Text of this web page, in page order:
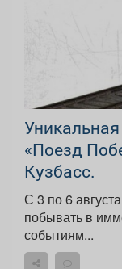
«Поезд
Кузбасс.
С 3 по 6
побывать в
событиям...